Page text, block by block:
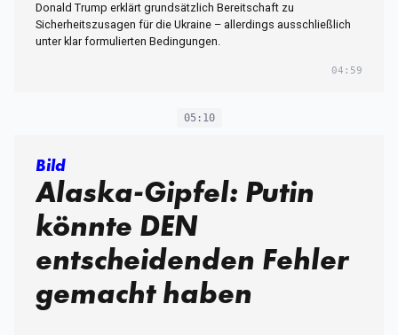
Donald Trump erklärt grundsätzlich Bereitschaft zu
Sicherheitszusagen für die Ukraine – allerdings ausschließlich
unter klar formulierten Bedingungen.
04:59
05:10
Bild
Alaska-Gipfel: Putin
könnte DEN
entscheidenden Fehler
gemacht haben